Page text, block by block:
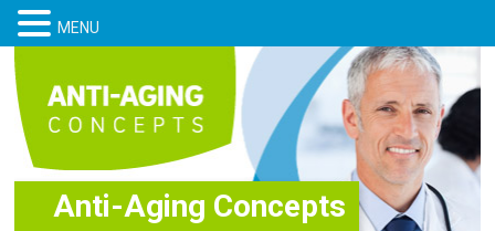
Anti-Aging Concepts
MENU